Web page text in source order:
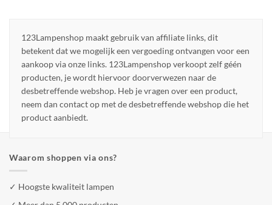
123Lampenshop maakt gebruik van affiliate links, dit
betekent dat we mogelijk een vergoeding ontvangen voor een
aankoop via onze links. 123Lampenshop verkoopt zelf géén
producten, je wordt hiervoor doorverwezen naar de
desbetreffende webshop. Heb je vragen over een product,
neem dan contact op met de desbetreffende webshop die het
product aanbiedt.
Waarom shoppen via ons?
✓ Hoogste kwaliteit lampen